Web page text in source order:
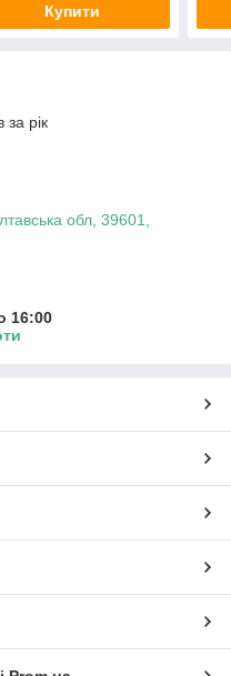
Купити
за рік
обл, 39601,
16:00